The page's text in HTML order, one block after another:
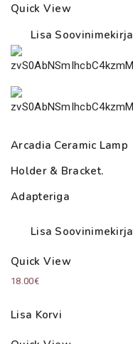
Quick View
Lisa Soovinimekirja
Arcadia Ceramic Lamp
Holder & Bracket.
Adapteriga
Lisa Soovinimekirja
Quick View
18.00€
Lisa Korvi